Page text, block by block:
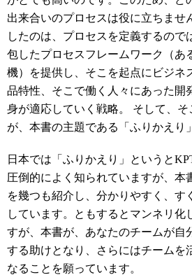
出来合いのプロセスは役に立ちませ
したのは、プロセスを定義するので
包したプロセスフレームワーク（あ
機）を提供し、そこを起点にビジネ
品特性、そこで働く人々にあった開
身が適応していく戦略。 そして、
が、本書の主題である「ふりかえり
日本では「ふりかえり」というと
圧倒的によく知られていますが、本
を幾つも紹介し、分かりやすく、す
しています。ともするとマンネリ化
すが、本書が、あなたのチームが自
する助けとなり、さらにはチームを
なることを願っています。